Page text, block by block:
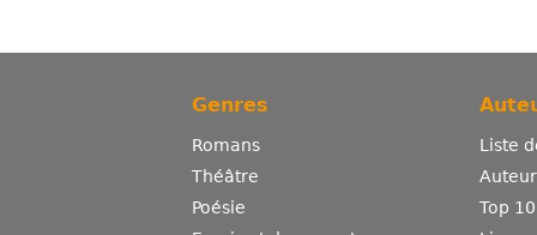
Genres
Romans
Théâtre
Poésie
Liste
Top